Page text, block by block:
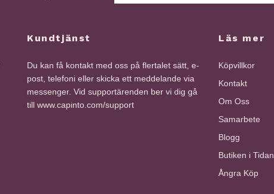
Kundtjänst
Du kan få kontakt med oss på flertalet sätt, e-
post, telefoni eller skicka ett meddelande via
messenger. Vid supportärenden ber vi dig gå
till www.capinto.com/support
Läs mer
Köpvillkor
Kontakt
Om Oss
Samarbete
Blogg
Butiken i Tidan
Ångra Köp